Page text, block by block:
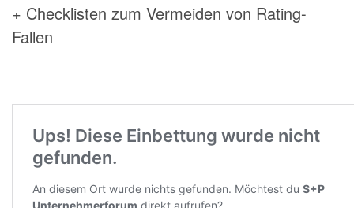
+ Checklisten zum Vermeiden von Rating-
Fallen